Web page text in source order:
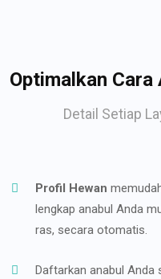
Optimalkan Cara
Detail Setiap
Profil Hewan
lengkap anabul Anda
ras, secara otomatis.
Daftarkan anabul Anda